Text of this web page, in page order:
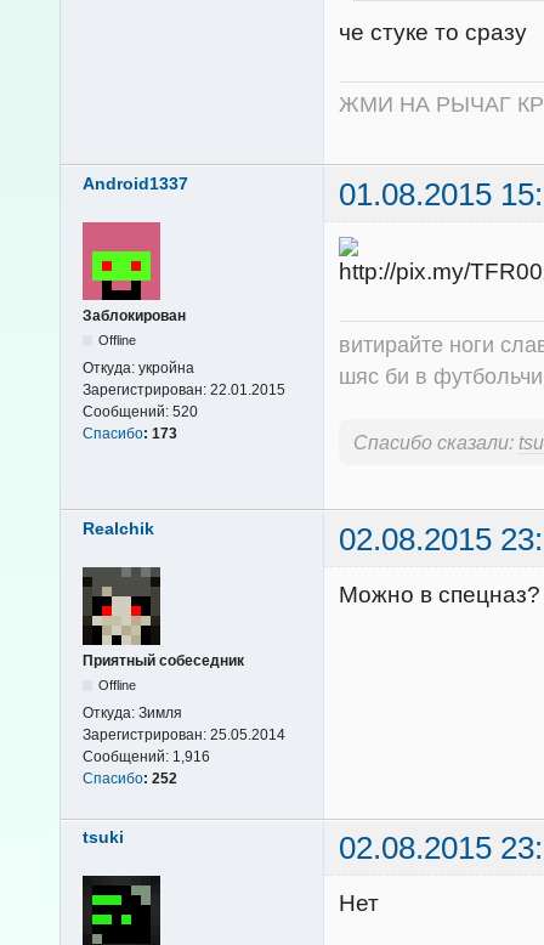
че стуке то сразу
ЖМИ НА РЫЧАГ
Android1337 01.08.2015
Заблокирован
Offline
Откуда: укройна
Зарегистрирован: 22.01.2015
Сообщений: 520
Спасибо: 173
витирайте ноги
шяс би в
Спасибо сказали:
Realchik 02.08.2015
Приятный собеседник
Offline
Откуда: Зимля
Зарегистрирован: 25.05.2014
Сообщений: 1,916
Спасибо: 252
Можно в спецназ?
tsuki 02.08.2015
Нет